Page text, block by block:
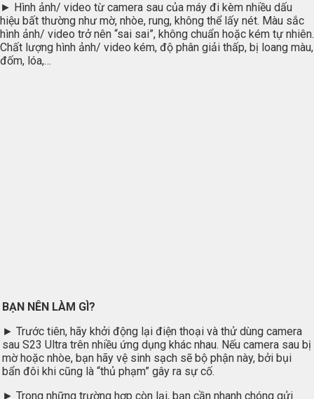
► Hình ảnh/ video từ camera sau của máy đi kèm nhiều dấu
hiệu bất thường như mờ, nhòe, rung, không thể lấy nét. Màu sắc
hình ảnh/ video trở nên “sai sai”, không chuẩn hoặc kém tự nhiên.
Chất lượng hình ảnh/ video kém, độ phân giải thấp, bị loang màu,
đốm, lóa,…
BẠN NÊN LÀM GÌ?
► Trước tiên, hãy khởi động lại điện thoại và thử dùng camera
sau S23 Ultra trên nhiều ứng dụng khác nhau. Nếu camera sau bị
mờ hoặc nhòe, bạn hãy vệ sinh sạch sẽ bộ phận này, bởi bụi
bẩn đôi khi cũng là “thủ phạm” gây ra sự cố.
► Trong những trường hợp còn lại, bạn cần nhanh chóng gửi